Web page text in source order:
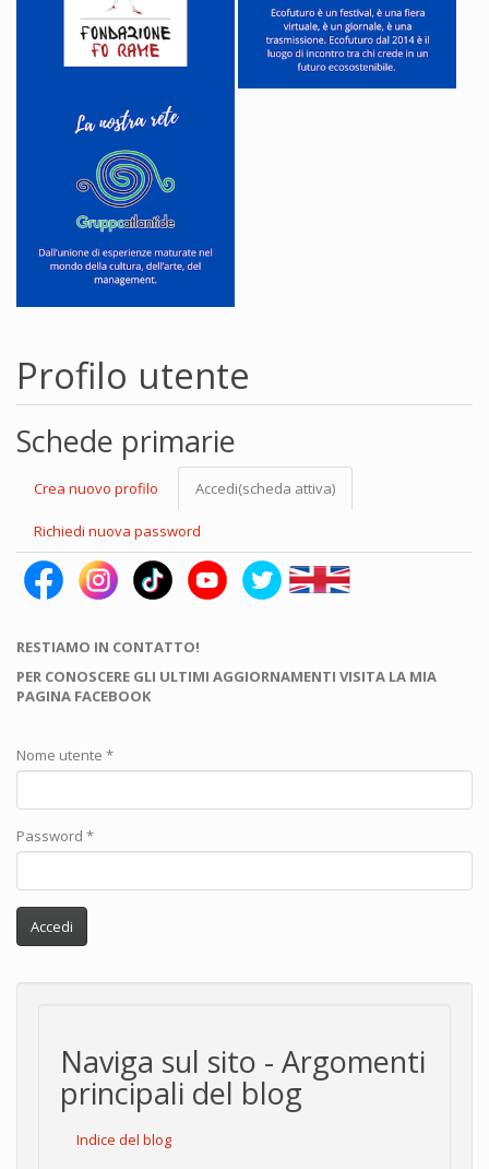
Profilo utente
Schede primarie
Crea nuovo profilo Accedi(scheda attiva)
Richiedi nuova password
RESTIAMO IN CONTATTO!
PER CONOSCERE GLI ULTIMI AGGIORNAMENTI VISITA LA MIA
PAGINA FACEBOOK
Nome utente *
Password *
Accedi
Naviga sul sito - Argomenti
principali del blog
Indice del blog